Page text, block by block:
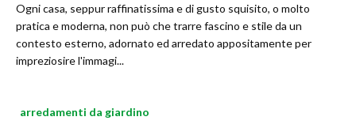
Ogni casa, seppur raffinatissima e di gusto squisito, o molto
pratica e moderna, non può che trarre fascino e stile da un
contesto esterno, adornato ed arredato appositamente per
impreziosire l'immagi...
arredamenti da giardino